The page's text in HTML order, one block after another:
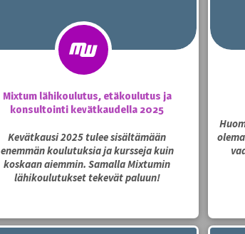
Mixtum lähikoulutus, etäkoulutus ja
konsultointi kevätkaudella 2025
Kevätkausi 2025 tulee sisältämään
enemmän koulutuksia ja kursseja kuin
koskaan aiemmin. Samalla Mixtumin
lähikoulutukset tekevät paluun!